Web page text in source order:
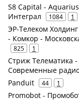
S8 Capital -
Интеграл
1084 1
ЭР-Телеком
- Комкор -
825 1
Стриж Телематика
Современные
Panduit 44 1
Promobot -